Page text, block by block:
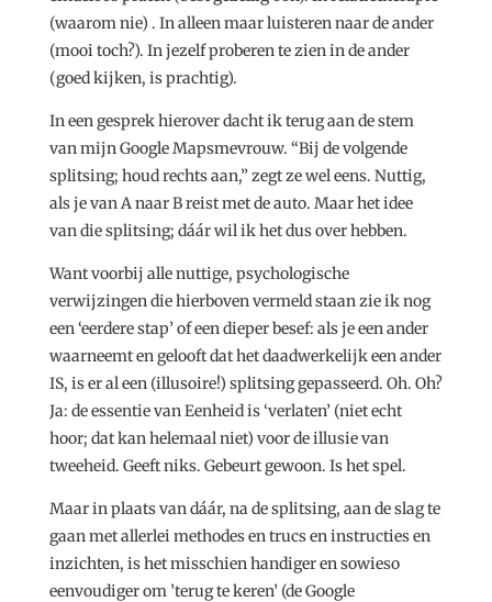
(waarom nie) . In alleen maar luisteren naar de ander
(mooi toch?). In jezelf proberen te zien in de ander
(goed kijken, is prachtig).
In een gesprek hierover dacht ik terug aan de stem
van mijn Google Mapsmevrouw. “Bij de volgende
splitsing; houd rechts aan,” zegt ze wel eens. Nuttig,
als je van A naar B reist met de auto. Maar het idee
van die splitsing; dáár wil ik het dus over hebben.
Want voorbij alle nuttige, psychologische
verwijzingen die hierboven vermeld staan zie ik nog
een ‘eerdere stap’ of een dieper besef: als je een ander
waarneemt en gelooft dat het daadwerkelijk een ander
IS, is er al een (illusoire!) splitsing gepasseerd. Oh. Oh?
Ja: de essentie van Eenheid is ‘verlaten’ (niet echt
hoor; dat kan helemaal niet) voor de illusie van
tweeheid. Geeft niks. Gebeurt gewoon. Is het spel.
Maar in plaats van dáár, na de splitsing, aan de slag te
gaan met allerlei methodes en trucs en instructies en
inzichten, is het misschien handiger en sowieso
eenvoudiger om ’terug te keren’ (de Google